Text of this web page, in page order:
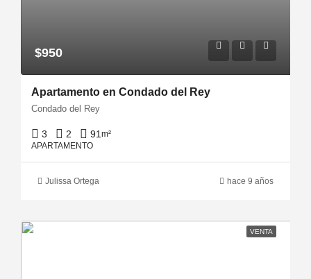
$950
Apartamento en Condado del Rey
Condado del Rey
3 2 91 m²
APARTAMENTO
Julissa Ortega hace 9 años
VENTA